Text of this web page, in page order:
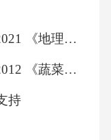
（正式版）DB43∕T 2060-2021 《地理标志产品 湘绣》
（正式版）DB32∕T 2187-2012 《蔬菜标准园创建规范》
持